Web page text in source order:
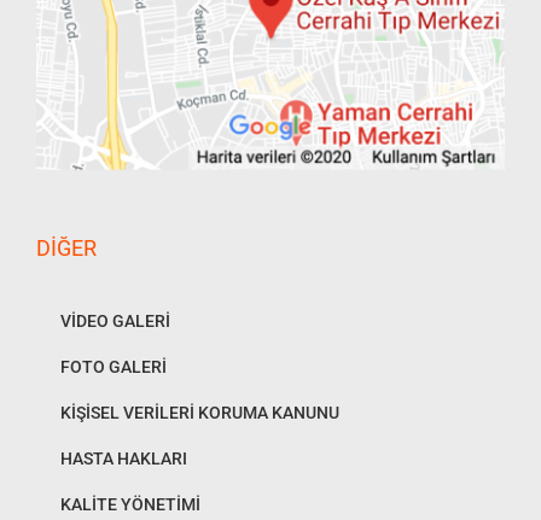
DIĞER
VİDEO GALERİ
FOTO GALERİ
KİŞİSEL VERİLERİ KORUMA KANUNU
HASTA HAKLARI
KALİTE YÖNETİMİ